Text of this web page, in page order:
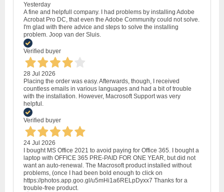
Yesterday
A fine and helpfull company. I had problems by installing Adobe
Acrobat Pro DC, that even the Adobe Community could not solve.
I'm glad with there advice and steps to solve the installing
problem. Joop van der Sluis.
Verified buyer
28 Jul 2026
Placing the order was easy. Afterwards, though, I received
countless emails in various languages and had a bit of trouble
with the installation. However, Macrosoft Support was very
helpful.
Verified buyer
24 Jul 2026
I bought MS Office 2021 to avoid paying for Office 365. I bought a
laptop with OFFICE 365 PRE-PAID FOR ONE YEAR, but did not
want an auto-renewal. The Macrosoft product installed without
problems, (once I had been bold enough to click on
https://photos.app.goo.gl/u5mHi1a6RELpDyxx7 Thanks for a
trouble-free product.